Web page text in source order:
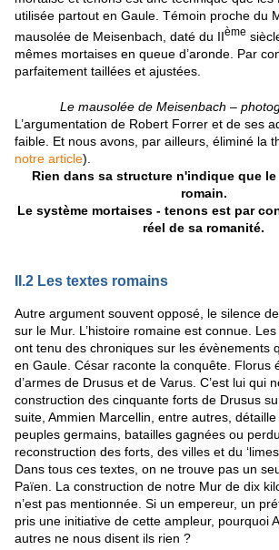
utilisée partout en Gaule. Témoin proche du
mausolée de Meisenbach, daté du IIème
mêmes mortaises en queue d’aronde. Par
parfaitement taillées et ajustées.
Le mausolée de Meisenbach –
L’argumentation de Robert Forrer et de ses
faible. Et nous avons, par ailleurs, éliminé la
notre article).
Rien dans sa structure n'indique que
romain.
Le système mortaises - tenons est par
réel de sa romanité.
II.2 Les textes romains
Autre argument souvent opposé, le silence
sur le Mur. L’histoire romaine est connue.
ont tenu des chroniques sur les évènements
en Gaule. César raconte la conquête. Florus
d’armes de Drusus et de Varus. C’est lui qui
construction des cinquante forts de Drusus
suite, Ammien Marcellin, entre autres,
peuples germains, batailles gagnées ou
reconstruction des forts, des villes et du ‘limes
Dans tous ces textes, on ne trouve pas un
Païen. La construction de notre Mur de dix
n’est pas mentionnée. Si un empereur, un
pris une initiative de cette ampleur, pourquoi
autres ne nous disent ils rien ?